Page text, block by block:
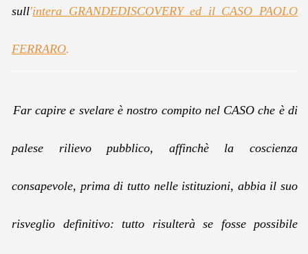
sull'intera GRANDEDISCOVERY ed il CASO PAOLO
FERRARO.
Far capire e svelare è nostro compito nel CASO che è di
palese rilievo pubblico, affinchè la coscienza
consapevole, prima di tutto nelle istituzioni, abbia il suo
risveglio definitivo: tutto risulterà se fosse possibile